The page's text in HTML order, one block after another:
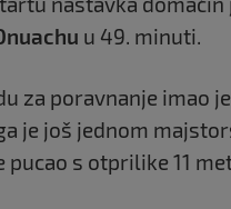
u 49. minuti.
za poravnanje imao
je još jednom
pucao s otprilike 11